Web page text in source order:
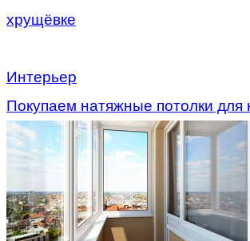
хрущёвке
Интерьер
Покупаем натяжные потолки для